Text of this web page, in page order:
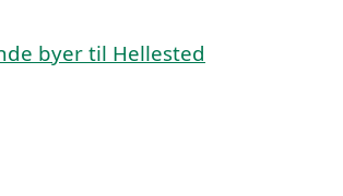
byer til Hellested